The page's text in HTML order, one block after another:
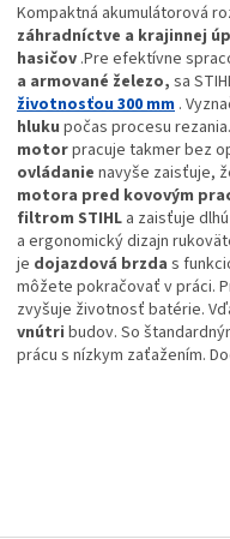
Kompaktná akumulátorová
záhradníctve a krajinnej
hasičov .Pre efektívne
a armované železo, sa
životnosťou 300 mm .
hluku počas procesu
motorpracuje takmer bez
ovládanie navyše zaisťuje,
motora pred kovovým
filtrom STIHL a zaisťuje
a ergonomický dizajn
je dojazdová brzda s
môžete pokračovať v práci.
zvyšuje životnosť batérie.
vnútri budov. So
prácu s nízkym zaťažením.